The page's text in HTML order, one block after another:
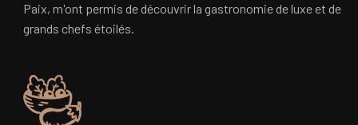
Paix, m'ont permis de découvrir la gastronomie de luxe et de
grands chefs étoilés.